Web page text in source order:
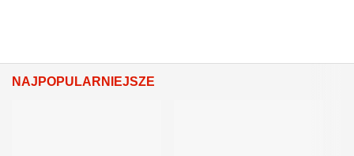
NAJPOPULARNIEJSZE